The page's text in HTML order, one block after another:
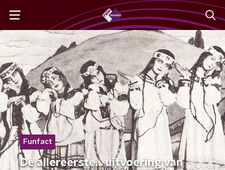
Funfact
De allereerste... uitvoering van